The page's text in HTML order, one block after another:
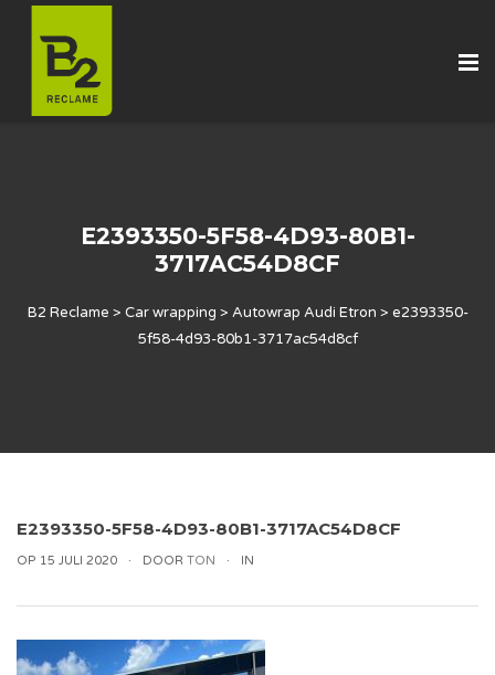
E2393350-5F58-4D93-80B1-
3717AC54D8CF
B2 Reclame > Car wrapping > Autowrap Audi Etron > e2393350-
5f58-4d93-80b1-3717ac54d8cf
E2393350-5F58-4D93-80B1-3717AC54D8CF
OP 15 JULI 2020 DOOR TON IN